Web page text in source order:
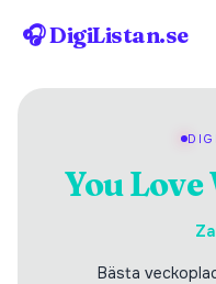
🎧 DigiListan.se
You Love
Bästa